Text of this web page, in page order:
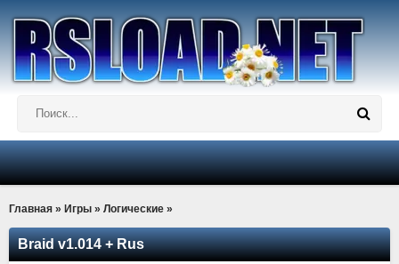
Главная » Игры » Логические »
Braid v1.014 + Rus